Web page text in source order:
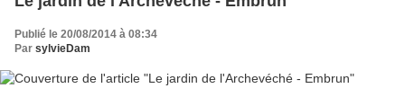
Publié le 20/08/2014 à 08:34
Par sylvieDam